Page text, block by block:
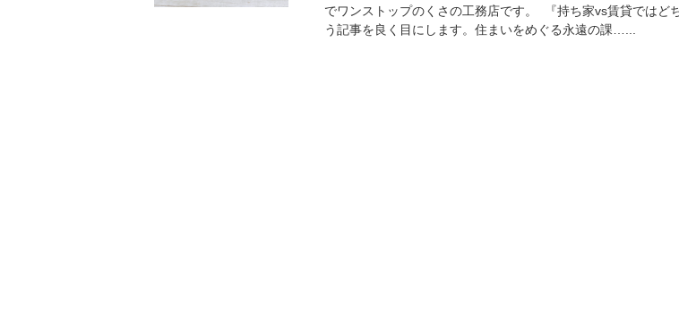
でワンストップのくさの工務店です。 『持ち家vs賃貸ではど
う記事を良く目にします。住まいをめぐる永遠の課…...